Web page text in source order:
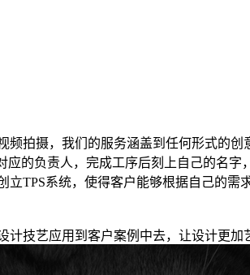
拍摄，我们的服务涵盖到任何形式的
的负责人，完成工序后刻上自己的名
TPS系统，使得客户能够根据自己的
计技艺应用到客户案例中去，让设计更